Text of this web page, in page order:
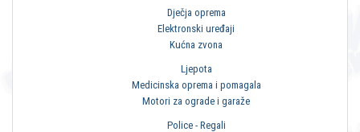
Dječja oprema
Elektronski uređaji
Kućna zvona
Ljepota
Medicinska oprema i pomagala
Motori za ograde i garaže
Police - Regali